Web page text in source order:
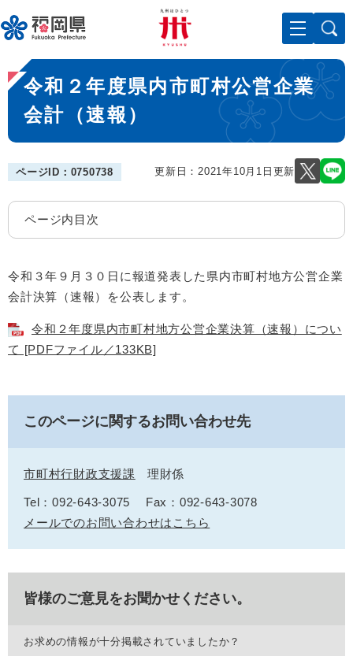
ー
ジ
先
頭
。
メニューを飛ばして本文へ
本
文
令和２年度県内市町村公営企業
会計（速報）
ページID：0750738 更新日：2021年10月1日更新
ページ内目次
令和３年９月３０日に報道発表した県内市町村地方公営企業
会計決算（速報）を公表します。
令和２年度県内市町村地方公営企業決算（速報）につい
て [PDFファイル／133KB]
このページに関するお問い合わせ先
市町村行財政支援課 理財係
Tel：092-643-3075
Fax：092-643-3078
メールでのお問い合わせはこちら
皆様のご意見をお聞かせください。
お求めの情報が十分掲載されていましたか？